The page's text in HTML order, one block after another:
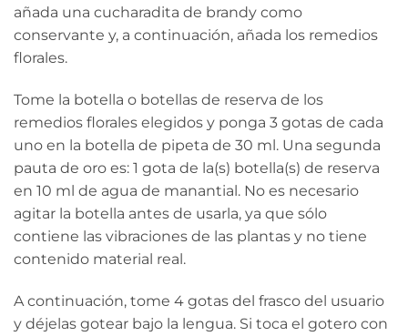
añada una cucharadita de brandy como
conservante y, a continuación, añada los remedios
florales.
Tome la botella o botellas de reserva de los
remedios florales elegidos y ponga 3 gotas de cada
uno en la botella de pipeta de 30 ml. Una segunda
pauta de oro es: 1 gota de la(s) botella(s) de reserva
en 10 ml de agua de manantial. No es necesario
agitar la botella antes de usarla, ya que sólo
contiene las vibraciones de las plantas y no tiene
contenido material real.
A continuación, tome 4 gotas del frasco del usuario
y déjelas gotear bajo la lengua. Si toca el gotero con